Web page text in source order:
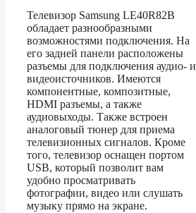
Телевизор Samsung LE40R82B
обладает разнообразными
возможностями подключения. На
его задней панели расположены
разъемы для подключения аудио- и
видеоисточников. Имеются
компонентные, композитные,
HDMI разъемы, а также
аудиовыходы. Также встроен
аналоговый тюнер для приема
телевизионных сигналов. Кроме
того, телевизор оснащен портом
USB, который позволит вам
удобно просматривать
фотографии, видео или слушать
музыку прямо на экране.